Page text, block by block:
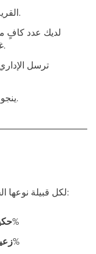
.
لديك عدد كافٍ
→ غير مطلوب عند إعادة احتلال قريتك.
ترسل
.
لكل قبيلة نوعها الخاص من الإداريين وبمستويات قوة مختلفة:
– يقلّل الولاء بنسبة 20–30%
– يقلّل الولاء بنسبة 20–25%